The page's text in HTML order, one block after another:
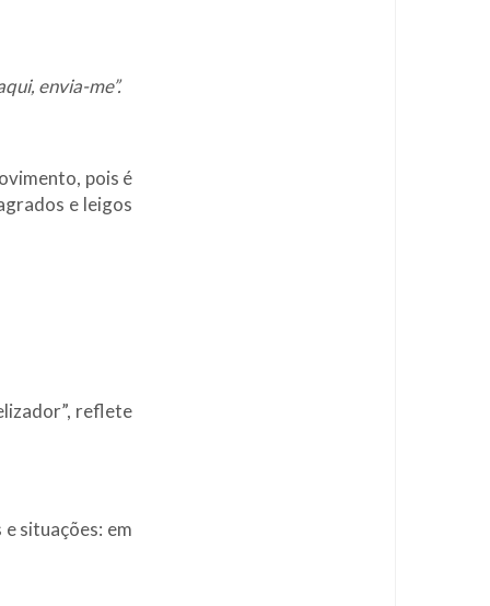
envia-me”.
pois é
e leigos
reflete
situações: em